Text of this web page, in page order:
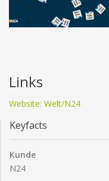
Links
Website: Welt/N24
Keyfacts
Kunde
N24